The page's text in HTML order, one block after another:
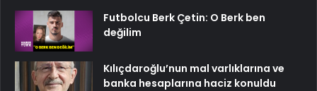
Futbolcu Berk Çetin: O Berk ben
değilim
Kılıçdaroğlu’nun mal varlıklarına ve
banka hesaplarına haciz konuldu